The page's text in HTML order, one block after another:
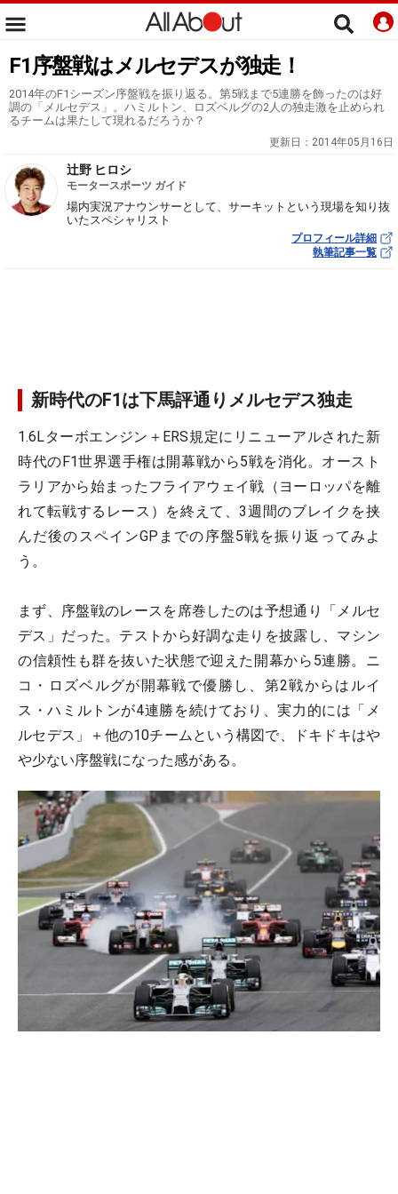
F1序盤戦はメルセデスが独走！
2014年のF1シーズン序盤戦を振り返る。第5戦まで5連勝を飾ったのは好
調の「メルセデス」。ハミルトン、ロズベルグの2人の独走激を止められ
るチームは果たして現れるだろうか？
更新日： 2014年05月16日
辻野 ヒロシ
モータースポーツ ガイド
場内実況アナウンサーとして、サーキットという現場を知り抜
いたスペシャリスト
プロフィール詳細
執筆記事一覧
新時代のF1は下馬評通りメルセデス独走
1.6Lターボエンジン＋ERS規定にリニューアルされた新
時代のF1世界選手権は開幕戦から5戦を消化。オースト
ラリアから始まったフライアウェイ戦（ヨーロッパを離
れて転戦するレース）を終えて、3週間のブレイクを挟
んだ後のスペインGPまでの序盤5戦を振り返ってみよ
う。
まず、序盤戦のレースを席巻したのは予想通り「メルセ
デス」だった。テストから好調な走りを披露し、マシン
の信頼性も群を抜いた状態で迎えた開幕から5連勝。ニ
コ・ロズベルグが開幕戦で優勝し、第2戦からはルイ
ス・ハミルトンが4連勝を続けており、実力的には「メ
ルセデス」＋他の10チームという構図で、ドキドキはや
や少ない序盤戦になった感がある。